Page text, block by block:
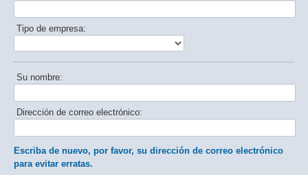
Tipo de empresa:
Su nombre:
Dirección de correo electrónico:
Escriba de nuevo, por favor, su dirección de correo electrónico
para evitar erratas.